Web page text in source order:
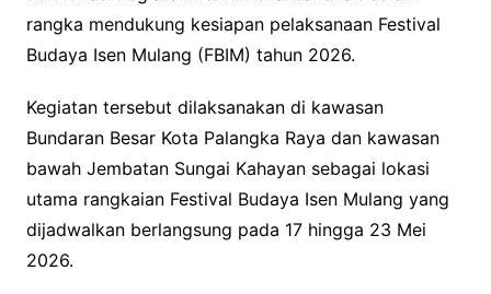
rangka mendukung kesiapan pelaksanaan Festival
Budaya Isen Mulang (FBIM) tahun 2026.
Kegiatan tersebut dilaksanakan di kawasan
Bundaran Besar Kota Palangka Raya dan kawasan
bawah Jembatan Sungai Kahayan sebagai lokasi
utama rangkaian Festival Budaya Isen Mulang yang
dijadwalkan berlangsung pada 17 hingga 23 Mei
2026.